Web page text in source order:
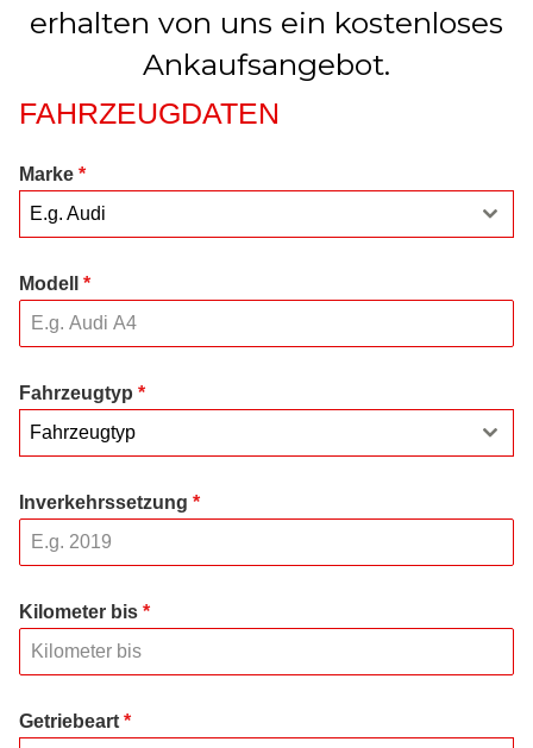
erhalten von uns ein kostenloses
Ankaufsangebot.
FAHRZEUGDATEN
Marke *
E.g. Audi
Modell *
Fahrzeugtyp *
Fahrzeugtyp
Inverkehrssetzung *
Kilometer bis *
Getriebeart *